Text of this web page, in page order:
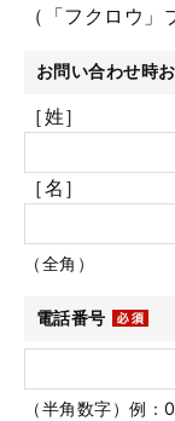
（「フクロウ」
お問い合わせ時
［姓］
［名］
（全角）
電話番号
（半角数字）例